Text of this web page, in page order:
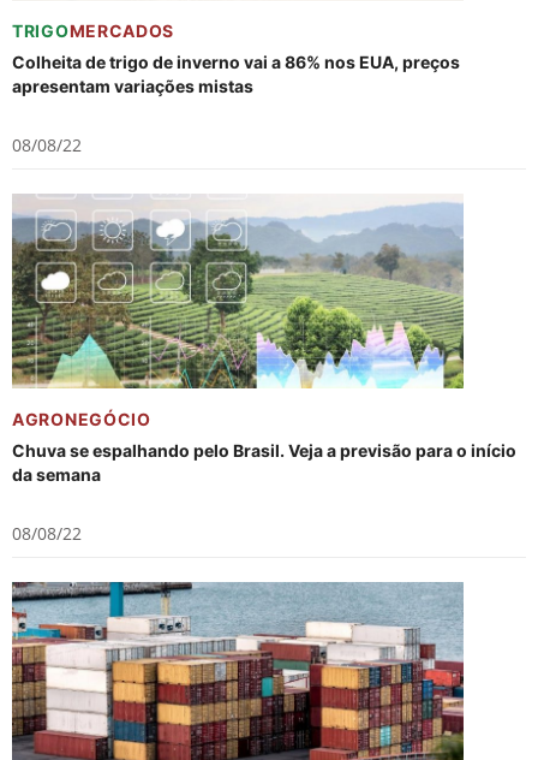
TRIGOMERCADOS
Colheita de trigo de inverno vai a 86% nos EUA, preços
apresentam variações mistas
08/08/22
AGRONEGÓCIO
Chuva se espalhando pelo Brasil. Veja a previsão para o início
da semana
08/08/22